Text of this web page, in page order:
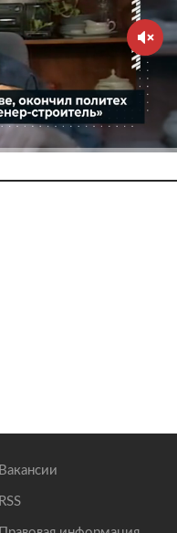
Вакансии
RSS